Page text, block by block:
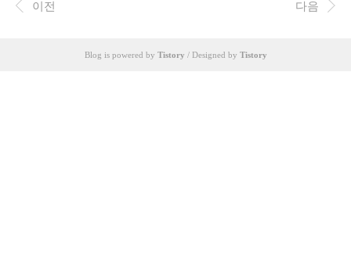
로 수행하였는데 결과가 어찌 되었는지는 확인할 방법이 없지만 실
제가 없었다면 제가 요청 드렸어도 에너지가 전혀 안 올라 왔을 것입
이전 다음
Blog is powered by Tistory / Designed by Tistory